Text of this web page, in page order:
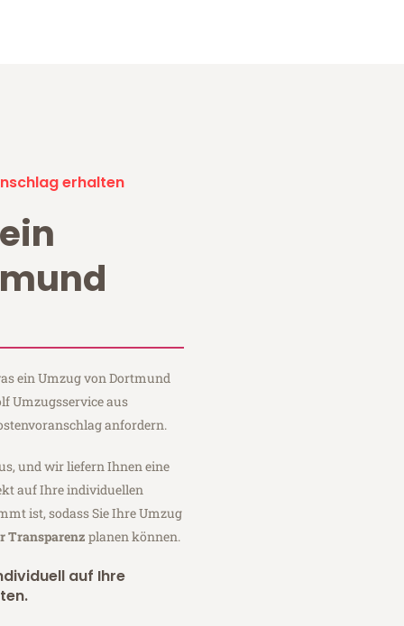
erhalten
ein Umzug von Dortmund
Umzugsservice aus
anfordern.
und wir liefern Ihnen eine
auf Ihre individuellen
ist, sodass Sie Ihre Umzug
Transparenz planen können.
auf Ihre